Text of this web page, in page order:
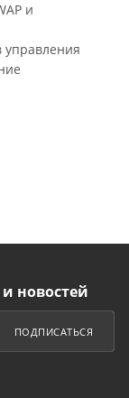
и
управления
новостей
ПОДПИСАТЬСЯ